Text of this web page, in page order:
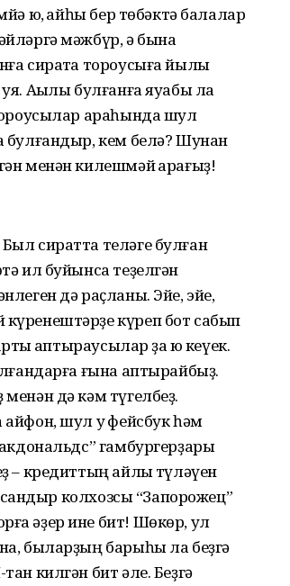
юҡ, ҡайһы бер төбәктә балалар
мәжбүр, ә бына
сиратҡа тороусыға йылы
Аҡылы булғанға яуабы ла
араһында шул
булғандыр, кем белә? Шунан
менән килешмәй ҡарағыҙ!
сиратта теләге булған
ил буйынса теҙелгән
дә раҫланы. Эйе, эйе,
күреп бот сабып
аптыраусылар ҙа юҡ кеүек.
ғына аптырайбыҙ.
дә кәм түгелбеҙ.
шул уҡ фейсбук һәм
гамбургерҙары
– кредиттың айлыҡ түләүен
колхозсы “Запорожец”
әҙер ине бит! Шөкөр, ул
быларҙың барыһы ла беҙгә
килгән бит әле. Беҙгә